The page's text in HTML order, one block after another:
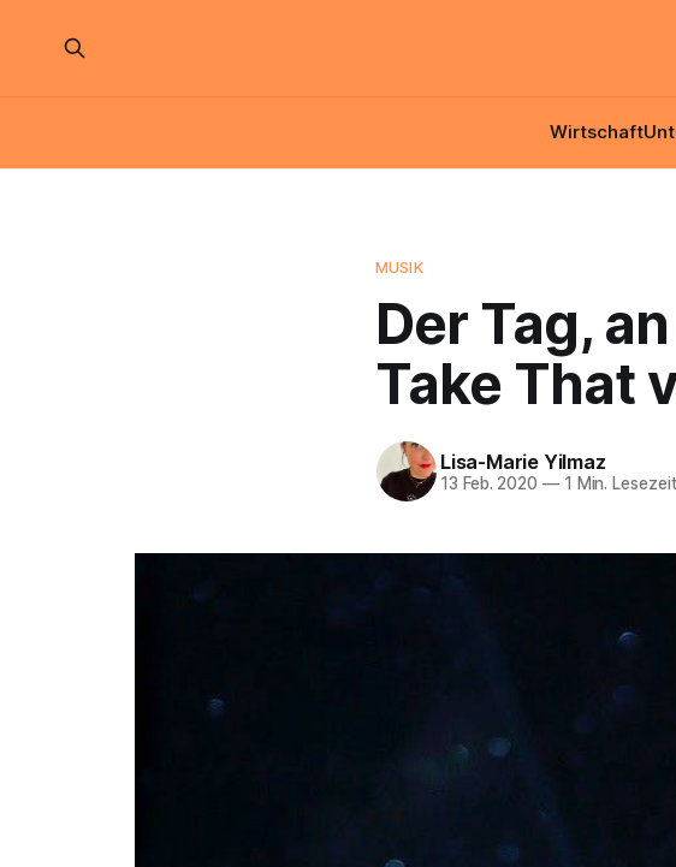
Wirtschaft
MUSIK
Der Tag,
Take That
Lisa-Marie Yilmaz
13 Feb. 2020 —1 Min. Lesezeit